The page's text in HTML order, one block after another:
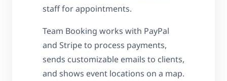
staff for appointments.
Team Booking works with PayPal
and Stripe to process payments,
sends customizable emails to clients,
and shows event locations on a map.